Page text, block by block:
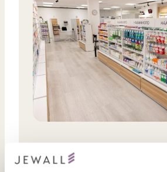
Toimivat ratkaisut
arjessa – 3 nopeaa ja